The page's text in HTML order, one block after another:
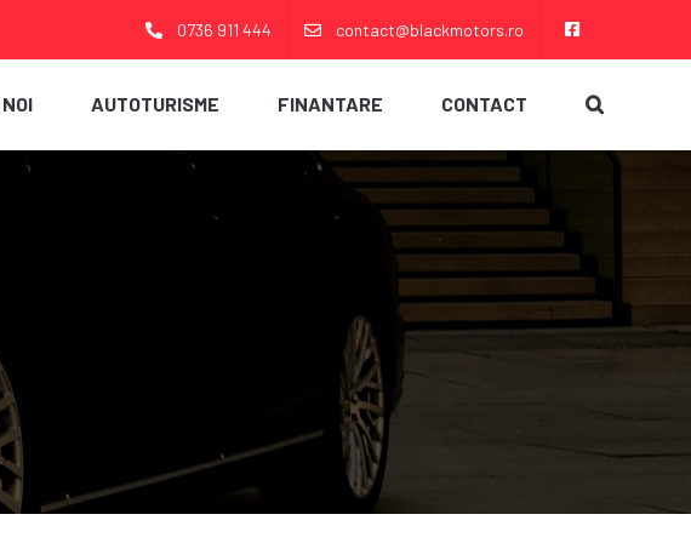
0736 911 444 contact@blackmotors.ro
AUTOTURISME FINANTARE CONTACT